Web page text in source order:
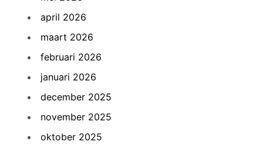
april 2026
maart 2026
februari 2026
januari 2026
december 2025
november 2025
oktober 2025